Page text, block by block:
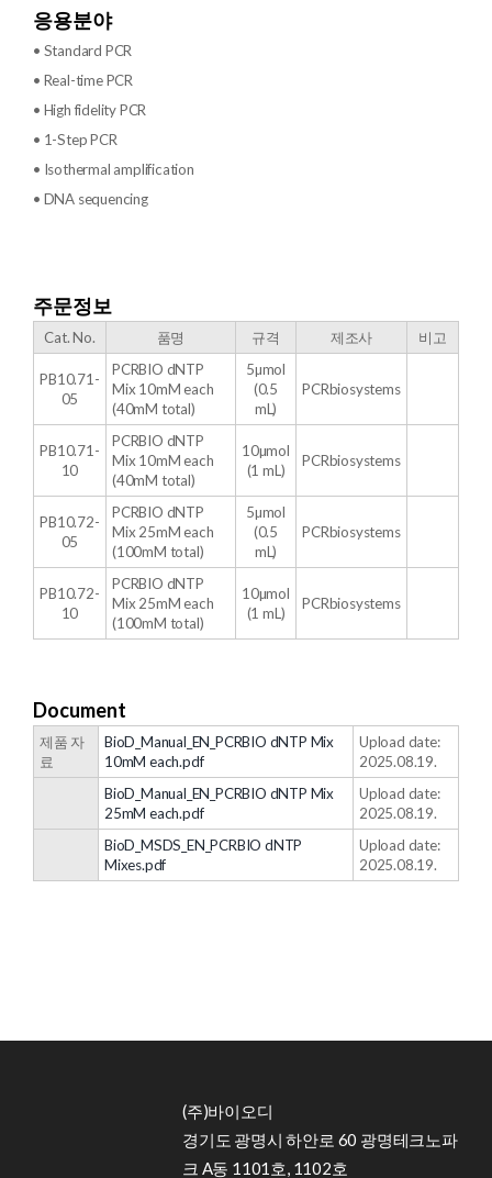
응용분야
• Standard PCR
• Real-time PCR
• High fidelity PCR
• 1-Step PCR
• Isothermal amplification
• DNA sequencing
주문정보
Cat. No. 품명 규격 제조사 비고
PB10.71-
05
PCRBIO dNTP
Mix 10mM each
(40mM total)
5µmol
(0.5
mL)
PCRbiosystems
PB10.71-
10
PCRBIO dNTP
Mix 10mM each
(40mM total)
10µmol
(1 mL)
PCRbiosystems
PB10.72-
05
PCRBIO dNTP
Mix 25mM each
(100mM total)
5µmol
(0.5
mL)
PCRbiosystems
PB10.72-
10
PCRBIO dNTP
Mix 25mM each
(100mM total)
10µmol
(1 mL)
PCRbiosystems
Document
제품 자
료
BioD_Manual_EN_PCRBIO dNTP Mix
10mM each.pdf
Upload date:
2025.08.19.
BioD_Manual_EN_PCRBIO dNTP Mix
25mM each.pdf
Upload date:
2025.08.19.
BioD_MSDS_EN_PCRBIO dNTP
Mixes.pdf
Upload date:
2025.08.19.
(주)바이오디
경기도 광명시 하안로 60 광명테크노파
크 A동 1101호, 1102호